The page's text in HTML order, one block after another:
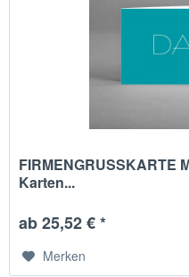
FIRMENGRUSSKARTE
Karten...
ab 25,52 € *
Merken